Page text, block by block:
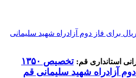
استانداری قم:
تخصیص ۱۳۵۰
دوم آزادراه شهید سلیمانی قم